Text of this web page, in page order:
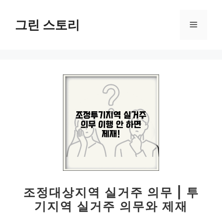
그린 스토리 메
조정대상지역 실거주 의무 | 투
기지역 실거주 의무와 제재